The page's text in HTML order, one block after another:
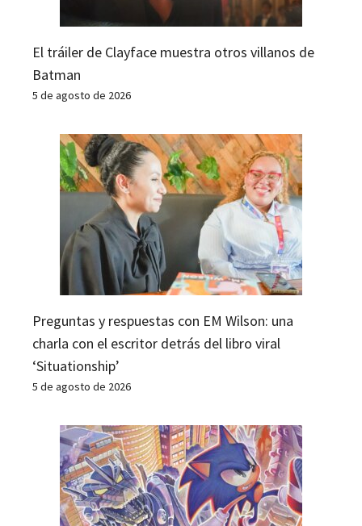
El tráiler de Clayface muestra otros villanos de
Batman
5 de agosto de 2026
Preguntas y respuestas con EM Wilson: una
charla con el escritor detrás del libro viral
‘Situationship’
5 de agosto de 2026